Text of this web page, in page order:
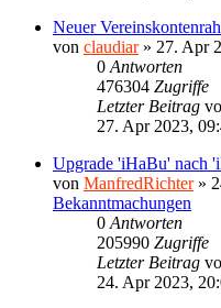
Neuer
von claudiar» 27. Apr
0 Antworten
476304 Zugriffe
Letzter Beitrag
27. Apr 2023,
Upgrade 'iHaBu' nach
von ManfredRichter»
Bekanntmachungen
0 Antworten
205990 Zugriffe
Letzter Beitrag
24. Apr 2023,